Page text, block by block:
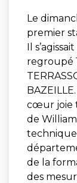
Le
premier
Il
regroupé
cœur joie
de
de la
des